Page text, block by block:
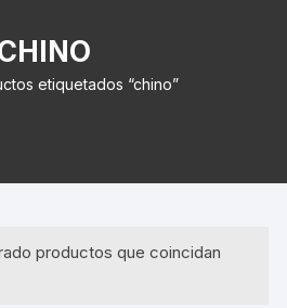
etiquetados “chino”
productos que coincidan